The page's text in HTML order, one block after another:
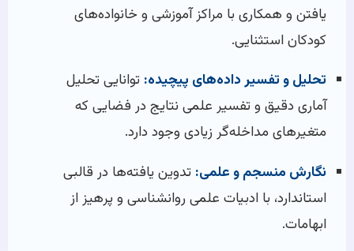
یافتن و همکاری با مراکز آموزشی و خانواده‌های
کودکان استثنایی.
تحلیل و تفسیر داده‌های پیچیده: توانایی تحلیل
آماری دقیق و تفسیر علمی نتایج در فضایی که
متغیرهای مداخله‌گر زیادی وجود دارد.
نگارش منسجم و علمی: تدوین یافته‌ها در قالبی
استاندارد، با ادبیات علمی روانشناسی و پرهیز از
ابهامات.